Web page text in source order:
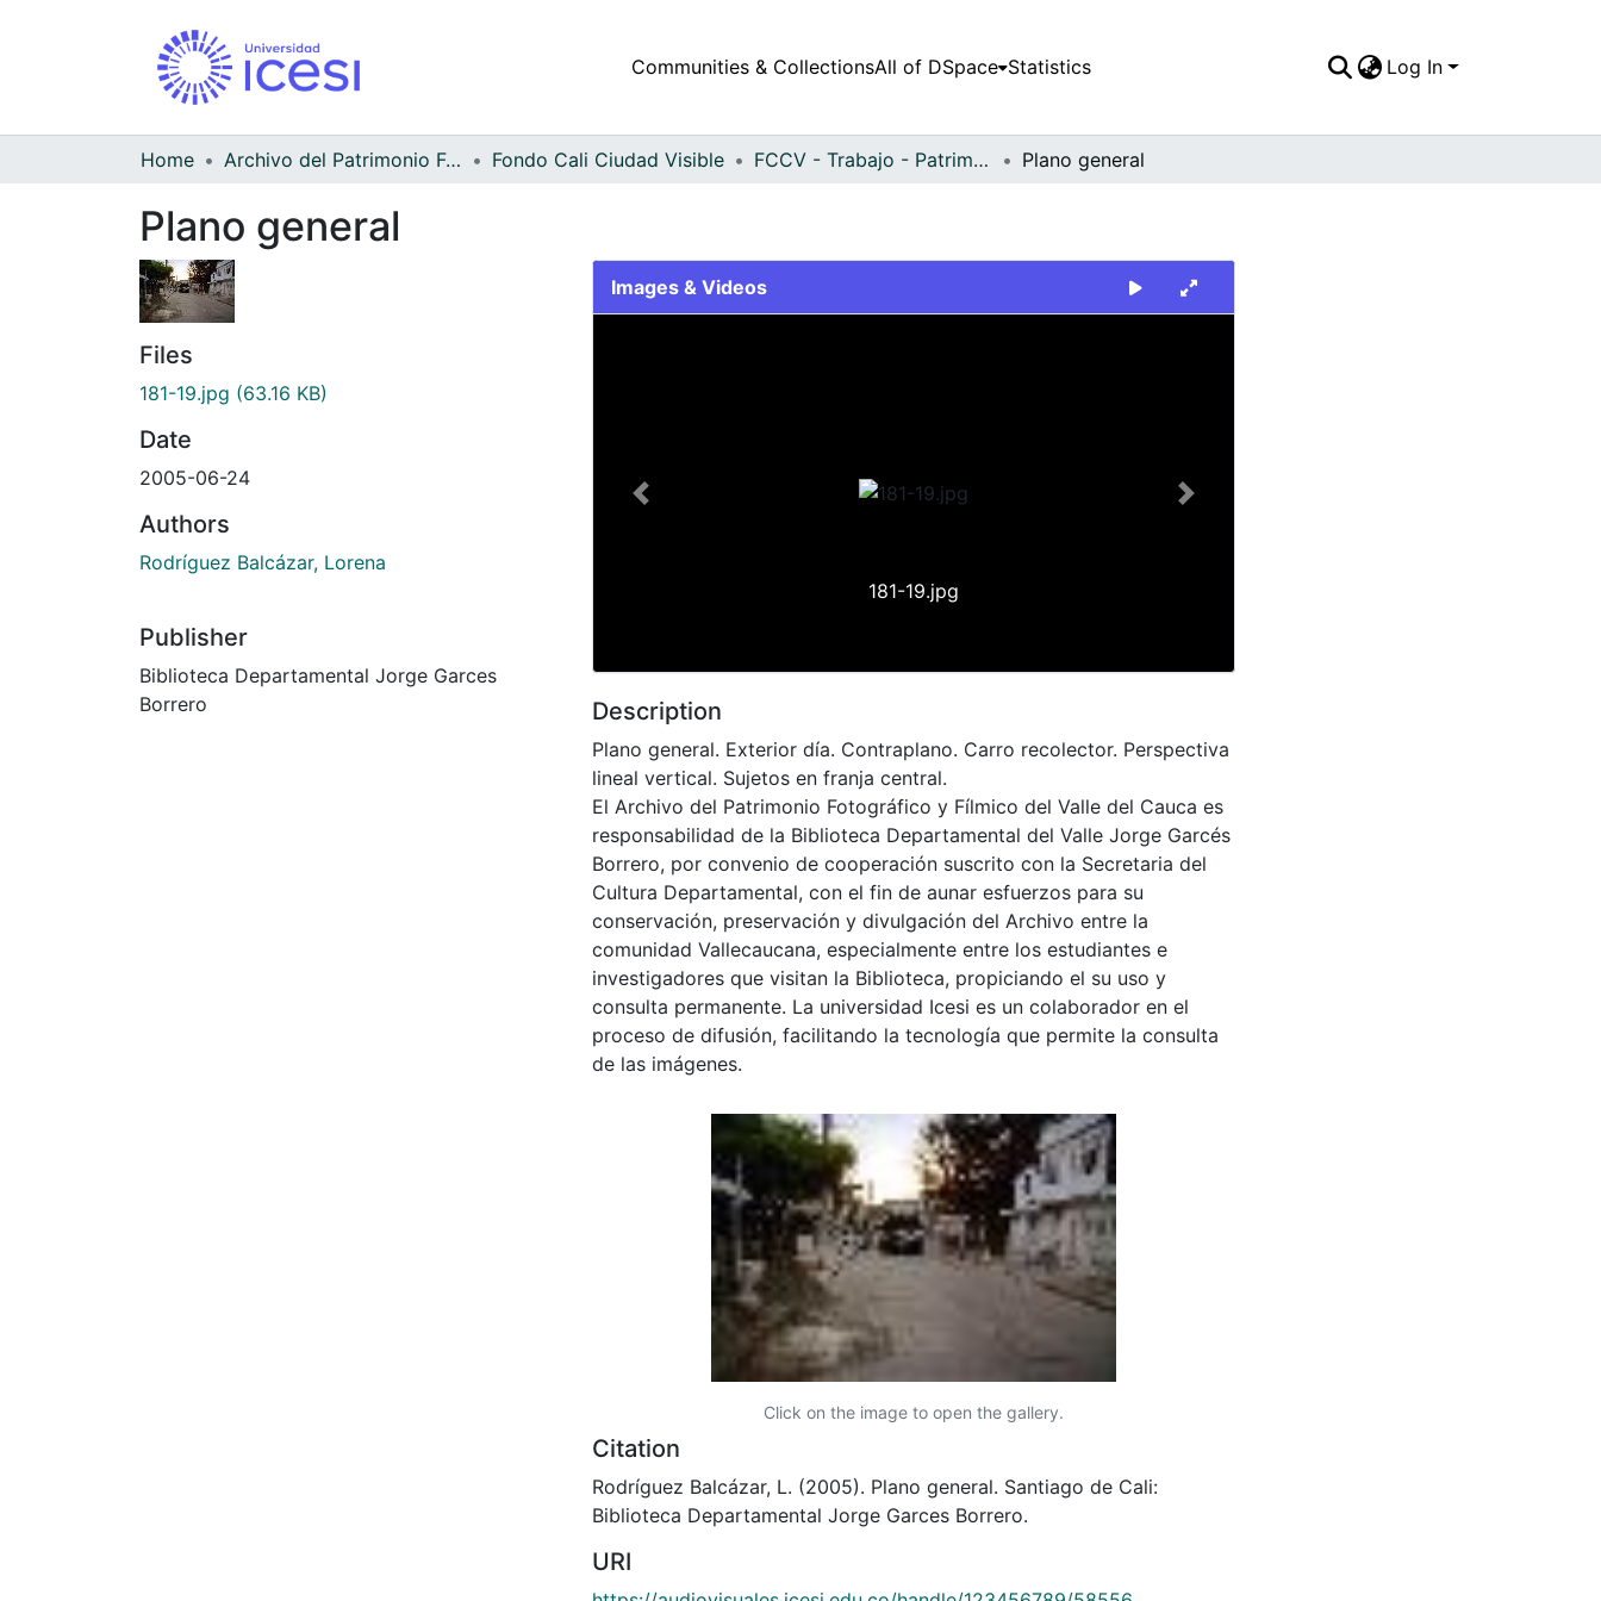
Communities & CollectionsAll of DSpace Statistics Log In
Home Archivo del Patrimonio Fotográfico y Fílmico del Valle del Cauca Fondo Cali Ciudad Visible FCCV - Trabajo - Patrimonial Plano general
Plano general
Files
181-19.jpg (63.16 KB)
Date
2005-06-24
Authors
Rodríguez Balcázar, Lorena
Publisher
Biblioteca Departamental Jorge Garces
Borrero
Images & Videos
181-19.jpg
Previous Next
Description
Plano general. Exterior día. Contraplano. Carro recolector. Perspectiva
lineal vertical. Sujetos en franja central.
El Archivo del Patrimonio Fotográfico y Fílmico del Valle del Cauca es
responsabilidad de la Biblioteca Departamental del Valle Jorge Garcés
Borrero, por convenio de cooperación suscrito con la Secretaria del
Cultura Departamental, con el fin de aunar esfuerzos para su
conservación, preservación y divulgación del Archivo entre la
comunidad Vallecaucana, especialmente entre los estudiantes e
investigadores que visitan la Biblioteca, propiciando el su uso y
consulta permanente. La universidad Icesi es un colaborador en el
proceso de difusión, facilitando la tecnología que permite la consulta
de las imágenes.
Click on the image to open the gallery.
Citation
Rodríguez Balcázar, L. (2005). Plano general. Santiago de Cali:
Biblioteca Departamental Jorge Garces Borrero.
URI